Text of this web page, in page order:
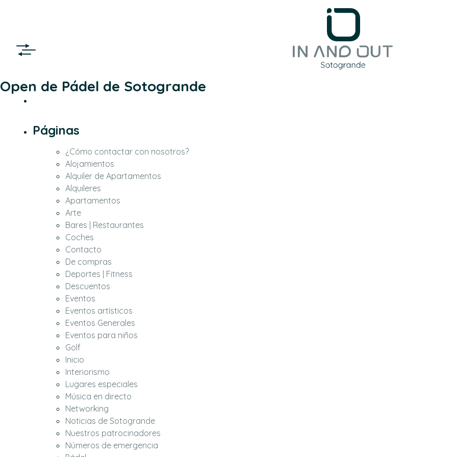
Open de Pádel de Sotogrande
Páginas
¿Cómo contactar con nosotros?
Alojamientos
Alquiler de Apartamentos
Alquileres
Apartamentos
Arte
Bares | Restaurantes
Coches
Contacto
De compras
Deportes | Fitness
Descuentos
Eventos
Eventos artísticos
Eventos Generales
Eventos para niños
Golf
Inicio
Interiorismo
Lugares especiales
Música en directo
Networking
Noticias de Sotogrande
Nuestros patrocinadores
Números de emergencia